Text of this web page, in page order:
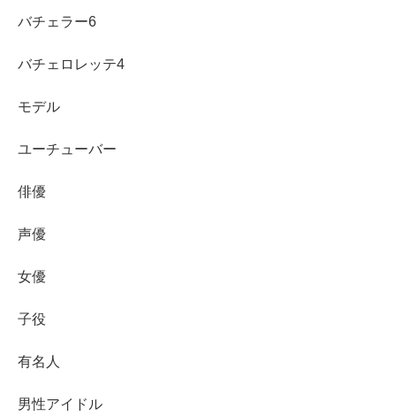
バチェラー6
バチェロレッテ4
モデル
ユーチューバー
俳優
声優
女優
子役
有名人
男性アイドル